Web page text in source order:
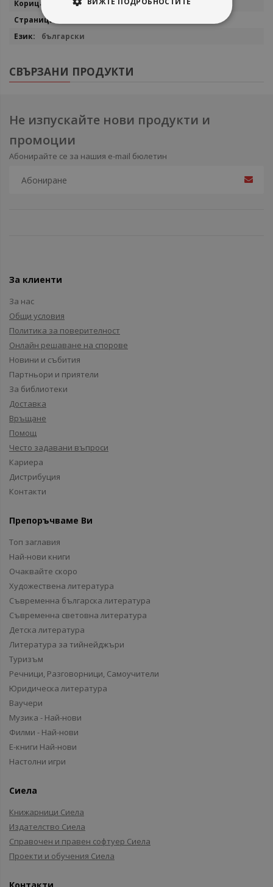
мека
български
СВЪРЗАНИ ПРОДУКТИ
Не изпускайте нови продукти и
промоции
Абонирайте се за нашия e-mail бюлетин
За клиенти
За нас
Общи условия
Политика за поверителност
Онлайн решаване на спорове
Новини и събития
Партньори и приятели
За библиотеки
Доставка
Връщане
Помощ
Често задавани въпроси
Кариера
Дистрибуция
Контакти
Препоръчваме Ви
Топ заглавия
Най-нови книги
Очаквайте скоро
Художествена литература
Съвременна българска литература
Съвременна световна литература
Детска литература
Литература за тийнейджъри
Туризъм
Речници, Разговорници, Самоучители
Юридическа литература
Ваучери
Музика - Най-нови
Филми - Най-нови
Е-книги Най-нови
Настолни игри
Сиела
Книжарници Сиела
Издателство Сиела
Справочен и правен софтуер Сиела
Проекти и обучения Сиела